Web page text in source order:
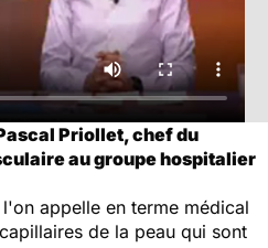
Priollet, chef du
au groupe hospitalier
appelle en terme médical
de la peau qui sont